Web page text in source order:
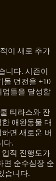
이 새로 추가
니다. 시즌이
돌 던전을 +10
업들을 달성할
티라스와 잔
애완동물 대
면 새로운 버
다.
업적 진행도가
면 순수심장 순
습니다.